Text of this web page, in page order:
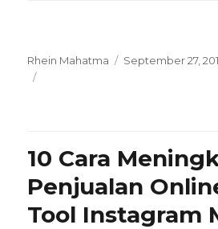
Rhein Mahatma
Posted
September 27,
10 Cara
Penjualan
Tool Instagram